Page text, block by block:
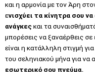
και η αρμονία με τον Άρη
ενισχύει τα κίνητρα σου
ανάγκεςκαι τα
μπορέσεις να ξαναέρθεις
είναι η κατάλληλη στιγμή
του σεληνιακού μήνα για να
εσωτερικό σου πνεύμα.